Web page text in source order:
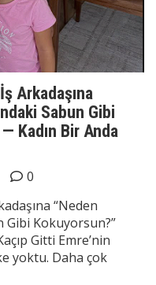
Arkadaşına
Sabun Gibi
Kadın Bir Anda
0
“Neden
Gibi Kokuyorsun?”
Gitti Emre’nin
yoktu. Daha çok